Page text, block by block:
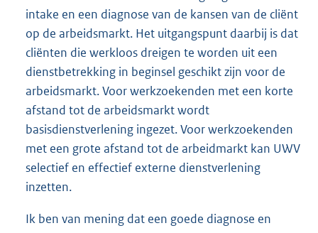
intake en een diagnose van de kansen van de cliënt
op de arbeidsmarkt. Het uitgangspunt daarbij is dat
cliënten die werkloos dreigen te worden uit een
dienstbetrekking in beginsel geschikt zijn voor de
arbeidsmarkt. Voor werkzoekenden met een korte
afstand tot de arbeidsmarkt wordt
basisdienstverlening ingezet. Voor werkzoekenden
met een grote afstand tot de arbeidmarkt kan UWV
selectief en effectief externe dienstverlening
inzetten.
Ik ben van mening dat een goede diagnose en